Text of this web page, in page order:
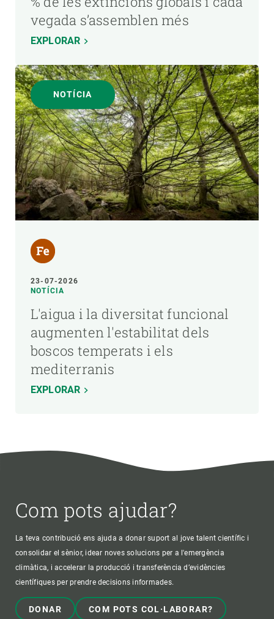
vegada s’assemblen més
EXPLORAR
NOTÍCIA
23-07-2026
NOTÍCIA
L'aigua i la diversitat funcional
augmenten l'estabilitat dels
boscos temperats i els
mediterranis
EXPLORAR
Com pots ajudar?
La teva contribució ens ajuda a donar suport al jove talent científic i
consolidar el sènior, idear noves solucions per a l'emergència
climàtica, i accelerar la producció i transferència d’evidències
científiques per prendre decisions informades.
DONAR COM POTS COL·LABORAR?